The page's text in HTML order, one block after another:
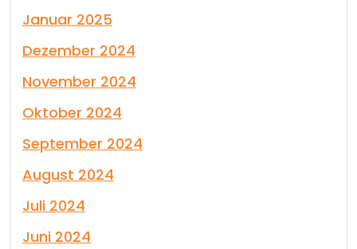
Januar 2025
Dezember 2024
November 2024
Oktober 2024
September 2024
August 2024
Juli 2024
Juni 2024